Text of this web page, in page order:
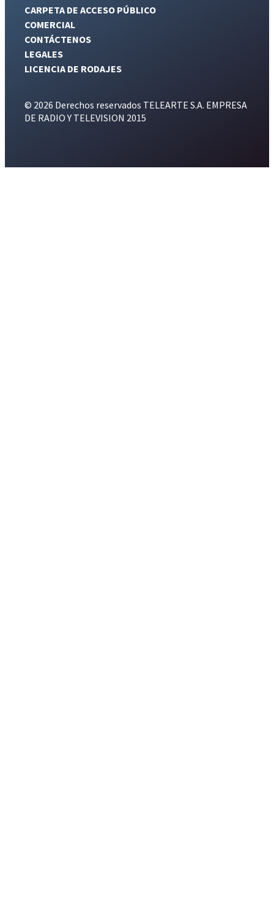
CARPETA DE ACCESO PÚBLICO
COMERCIAL
CONTÁCTENOS
LEGALES
LICENCIA DE RODAJES
© 2026 Derechos reservados TELEARTE S.A. EMPRESA
DE RADIO Y TELEVISION 2015